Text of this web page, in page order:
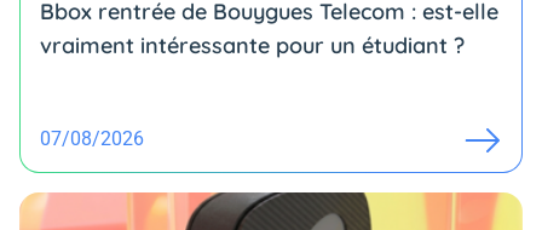
Bbox rentrée de Bouygues Telecom : est-elle
vraiment intéressante pour un étudiant ?
07/08/2026